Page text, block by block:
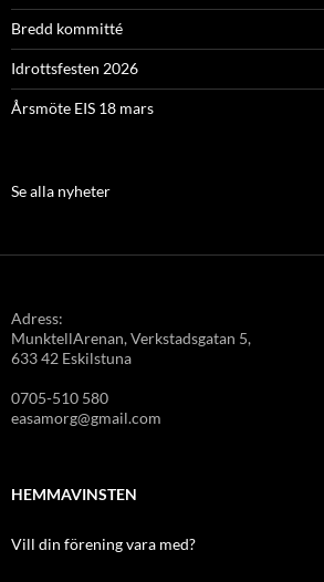
Bredd kommitté
Idrottsfesten 2026
Årsmöte EIS 18 mars
Se alla nyheter
Adress:
MunktellArenan, Verkstadsgatan 5,
633 42 Eskilstuna
0705-510 580
easamorg@gmail.com
HEMMAVINSTEN
Vill din förening vara med?